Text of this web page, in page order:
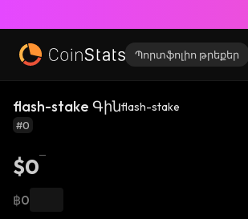
Պորտֆոլիո թրեքեր
flash-stake Գինflash-stake
#0
$0
฿0